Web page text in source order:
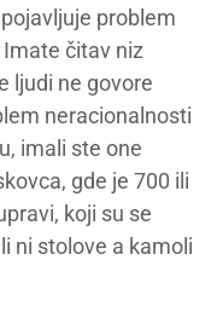
problem
čitav niz
ljudi ne govore
neracionalnosti
imali ste one
gde je 700 ili
koji su se
ni stolove a kamoli